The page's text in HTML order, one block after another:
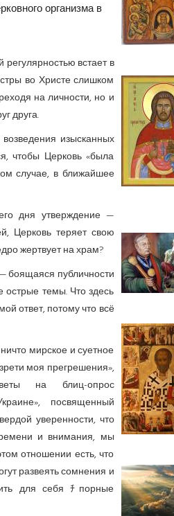
организма в
встает в
во Христе слишком
на личности, но и
друга.
изысканных
чтобы Церковь «была
случае, в ближайшее
дня утверждение —
Церковь теряет свою
жертвует на храм?
боящаяся публичности
острые темы. Что здесь
ответ, потому что всё
мирское и суетное
моя прегрешения»,
на блиц-опрос
посвященный
уверенности, что
и внимания, мы
отношении есть, что
развеять сомнения и
для себя ﾁпорные